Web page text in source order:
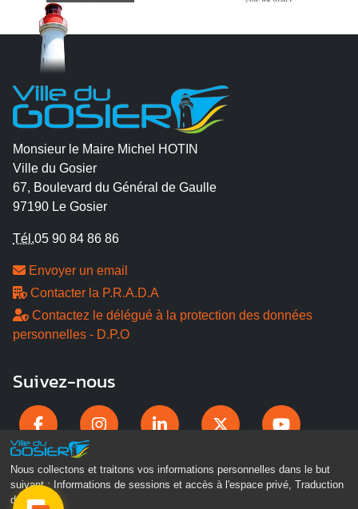
Nous collectons et traitons vos informations personnelles dans le but
suivant :
Informations de sessions et accès à l'espace privé, Traduction
des pages .
Monsieur le Maire Michel HOTIN
Ville du Gosier
67, Boulevard du Général de Gaulle
97190 Le Gosier
Tél.05 90 84 86 86
Envoyer un email
Contacter la P.R.A.D.A
Contactez le délégué à la protection des données
personnelles - D.P.O
Suivez-nous